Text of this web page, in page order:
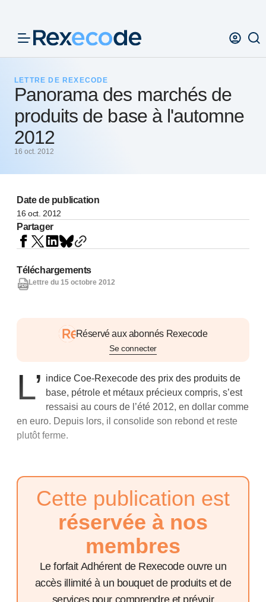
LETTRE DE REXECODE
Panorama des marchés de
produits de base à l'automne
2012
16 oct. 2012
Date de publication
16 oct. 2012
Partager
Réservé aux abonnés Rexecode
Se connecter
L’ indice Coe-Rexecode des prix des produits de
base, pétrole et métaux précieux compris, s’est
ressaisi au cours de l’été 2012, en dollar comme
en euro. Depuis lors, il consolide son rebond et reste
plutôt ferme.
Cette publication est
réservée à nos
membres
Le forfait Adhérent de Rexecode ouvre un
accès illimité à un bouquet de produits et de
services pour comprendre et prévoir
Téléchargements
Lettre du 15 octobre 2012